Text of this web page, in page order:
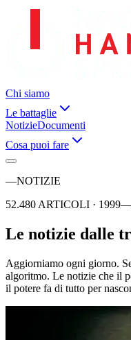
Chi siamo
Le battaglie
NotizieDocumenti
Cosa puoi fare
—NOTIZIE
52.480 ARTICOLI ·
Le notizie dalle
Aggiorniamo ogni giorno.
algoritmo. Le notizie che il
il potere fa di tutto per